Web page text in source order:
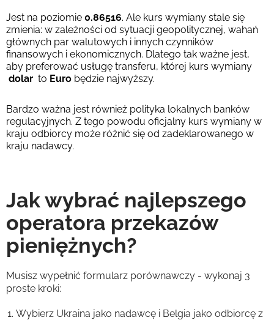
Jest na poziomie 0.86516. Ale kurs wymiany stale się
zmienia: w zależności od sytuacji geopolitycznej, wahań
głównych par walutowych i innych czynników
finansowych i ekonomicznych. Dlatego tak ważne jest,
aby preferować usługę transferu, której kurs wymiany
dolar to Euro będzie najwyższy.
Bardzo ważna jest również polityka lokalnych banków
regulacyjnych. Z tego powodu oficjalny kurs wymiany w
kraju odbiorcy może różnić się od zadeklarowanego w
kraju nadawcy.
Jak wybrać najlepszego
operatora przekazów
pieniężnych?
Musisz wypełnić formularz porównawczy - wykonaj 3
proste kroki:
Wybierz Ukraina jako nadawcę i Belgia jako odbiorcę z